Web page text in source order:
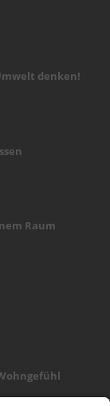
denken!
Raum